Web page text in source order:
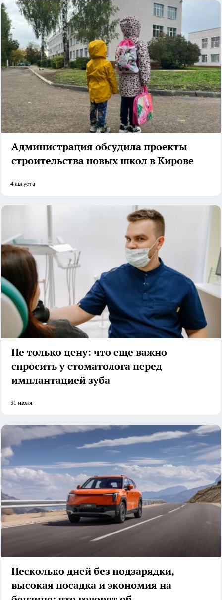
Администрация обсудила проекты
строительства новых школ в Кирове
4 августа
Не только цену: что еще важно
спросить у стоматолога перед
имплантацией зуба
31 июля
Несколько дней без подзарядки,
высокая посадка и экономия на